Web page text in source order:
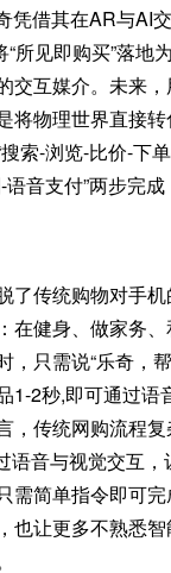
凭借其在AR与AI
所见即购买”落地
交互媒介。未来
将物理世界直接
索-浏览-比价-下
语音支付”两步完
了传统购物对手
在健身、做家务
，只需说“乐奇，
1-2秒,即可通过语
，传统网购流程
语音与视觉交互
需简单指令即可
也让更多不熟悉